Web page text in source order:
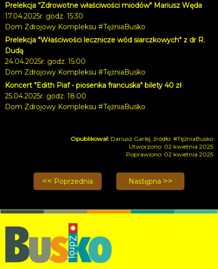
Prelekcja “Zdrowotne właściwości miodów" Mariusz Węda
17.04.2025r. godz. 15:30
Dom Zdrojowy Kompleksu #TężniaBusko
Prelekcja "Właściwości lecznicze wód siarczkowych" z dr R.
Dudą
24.04.2025r. godz. 15:00
Dom Zdrojowy Kompleksu #TężniaBusko
Koncert "Edith Piaf - piosenka francuska" bilety 40 zł
25.04.2025r. godz. 18:00
Dom Zdrojowy Kompleksu #TężniaBusko
Dariusz Garlej, źródło: #TężniaBusko
Utworzono: 02 kwietnia 2025
Poprawiono: 02 kwietnia 2025
Poprzednia strona: Marzanna - ostatni taniec zimy
Poprzednia Następna strona: Zuza
Następna